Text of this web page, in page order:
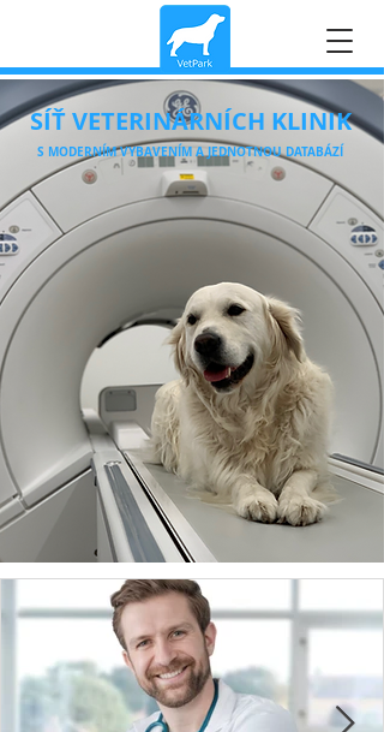
SÍŤ VETERINÁRNÍCH KLINIK
S MODERNÍM VYBAVENÍM A JEDNOTNOU DATABÁZÍ